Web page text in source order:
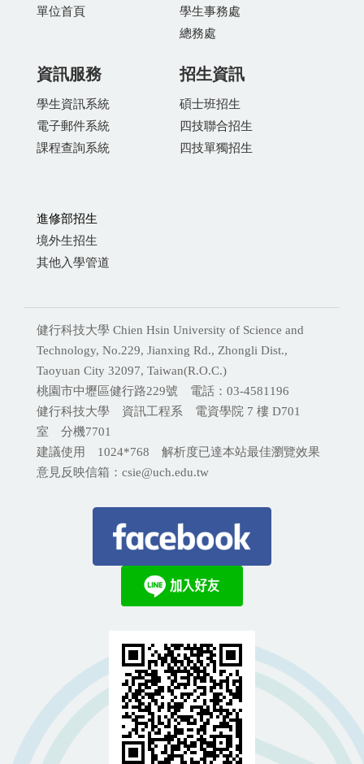
單位首頁
學生事務處
總務處
資訊服務
學生資訊系統
電子郵件系統
課程查詢系統
招生資訊
碩士班招生
四技聯合招生
四技單獨招生
進修部招生
境外生招生
其他入學管道
健行科技大學 Chien Hsin University of Science and
Technology, No.229, Jianxing Rd., Zhongli Dist.,
Taoyuan City 32097, Taiwan(R.O.C.)
桃園市中壢區健行路229號 電話：03-4581196
健行科技大學 資訊工程系 電資學院 7 樓 D701
室 分機7701
建議使用 1024*768 解析度已達本站最佳瀏覽效果
意見反映信箱：csie@uch.edu.tw